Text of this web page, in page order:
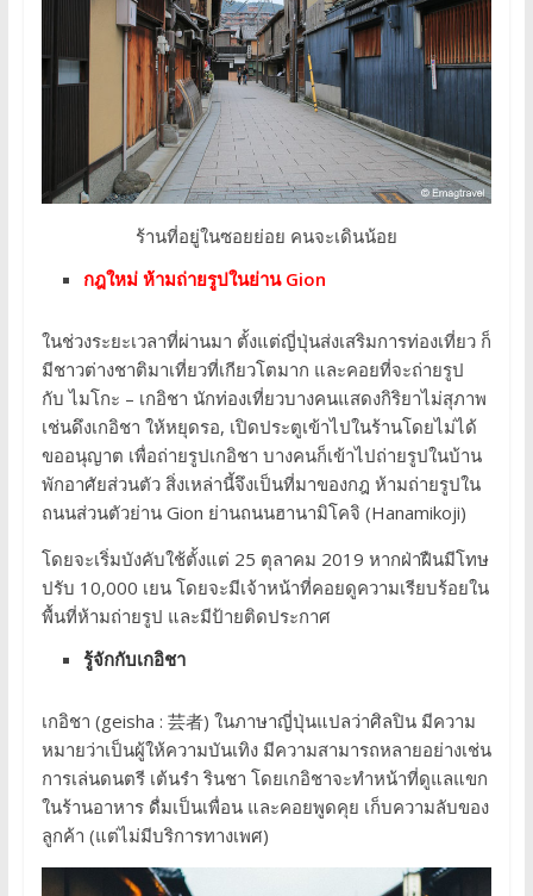
ร้านที่อยู่ในซอยย่อย คนจะเดินน้อย
กฎใหม่ ห้ามถ่ายรูปในย่าน Gion
ในช่วงระยะเวลาที่ผ่านมา ตั้งแต่ญี่ปุ่นส่งเสริมการท่องเที่ยว ก็
มีชาวต่างชาติมาเที่ยวที่เกียวโตมาก และคอยที่จะถ่ายรูป
กับ ไมโกะ – เกอิชา นักท่องเที่ยวบางคนแสดงกิริยาไม่สุภาพ
เช่นดึงเกอิชา ให้หยุดรอ, เปิดประตูเข้าไปในร้านโดยไม่ได้
ขออนุญาต เพื่อถ่ายรูปเกอิชา บางคนก็เข้าไปถ่ายรูปในบ้าน
พักอาศัยส่วนตัว สิ่งเหล่านี้จึงเป็นที่มาของกฎ ห้ามถ่ายรูปใน
ถนนส่วนตัวย่าน Gion ย่านถนนฮานามิโคจิ (Hanamikoji)
โดยจะเริ่มบังคับใช้ตั้งแต่ 25 ตุลาคม 2019 หากฝ่าฝืนมีโทษ
ปรับ 10,000 เยน โดยจะมีเจ้าหน้าที่คอยดูความเรียบร้อยใน
พื้นที่ห้ามถ่ายรูป และมีป้ายติดประกาศ
รู้จักกับเกอิชา
เกอิชา (geisha : 芸者) ในภาษาญี่ปุ่นแปลว่าศิลปิน มีความ
หมายว่าเป็นผู้ให้ความบันเทิง มีความสามารถหลายอย่างเช่น
การเล่นดนตรี เต้นรำ รินชา โดยเกอิชาจะทำหน้าที่ดูแลแขก
ในร้านอาหาร ดื่มเป็นเพื่อน และคอยพูดคุย เก็บความลับของ
ลูกค้า (แต่ไม่มีบริการทางเพศ)